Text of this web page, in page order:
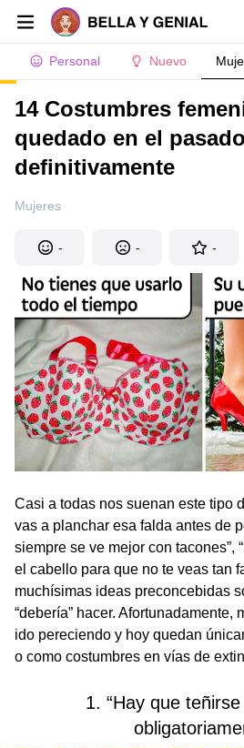
Personal Nuevo
14 Costumbres
quedado en el pasado
definitivamente
Mujeres
- - -
Casi a todas nos suenan este tipo
vas a planchar esa falda antes de
siempre se ve mejor con tacones”,
el cabello para que no te veas tan
muchísimas ideas preconcebidas
“debería” hacer. Afortunadamente,
ido pereciendo y hoy quedan
o como costumbres en vías de
1. “Hay que